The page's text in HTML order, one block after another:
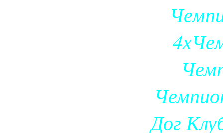
Дог